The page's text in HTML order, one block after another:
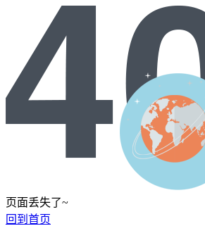
页面丢失了~
回到首页